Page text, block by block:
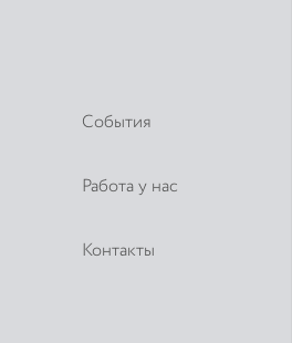
События
Работа у нас
Контакты